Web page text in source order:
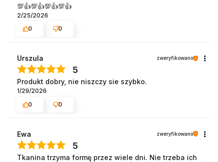
💯👍️💯👍️💯👍️💯👍️
2/25/2026
0
0
Urszula zweryfikowano
5
Produkt dobry, nie niszczy sie szybko.
1/29/2026
0
0
Ewa zweryfikowano
5
Tkanina trzyma formę przez wiele dni. Nie trzeba ich